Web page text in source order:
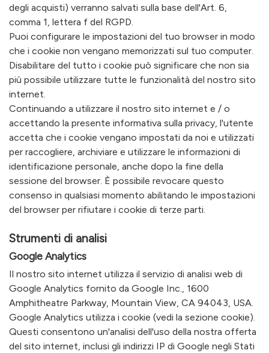
degli acquisti) verranno salvati sulla base dell'Art. 6,
comma 1, lettera f del RGPD.
Puoi configurare le impostazioni del tuo browser in modo
che i cookie non vengano memorizzati sul tuo computer.
Disabilitare del tutto i cookie può significare che non sia
più possibile utilizzare tutte le funzionalità del nostro sito
internet.
Continuando a utilizzare il nostro sito internet e / o
accettando la presente informativa sulla privacy, l'utente
accetta che i cookie vengano impostati da noi e utilizzati
per raccogliere, archiviare e utilizzare le informazioni di
identificazione personale, anche dopo la fine della
sessione del browser. È possibile revocare questo
consenso in qualsiasi momento abilitando le impostazioni
del browser per rifiutare i cookie di terze parti.
Strumenti di analisi
Google Analytics
Il nostro sito internet utilizza il servizio di analisi web di
Google Analytics fornito da Google Inc., 1600
Amphitheatre Parkway, Mountain View, CA 94043, USA.
Google Analytics utilizza i cookie (vedi la sezione cookie).
Questi consentono un'analisi dell'uso della nostra offerta
del sito internet, inclusi gli indirizzi IP di Google negli Stati